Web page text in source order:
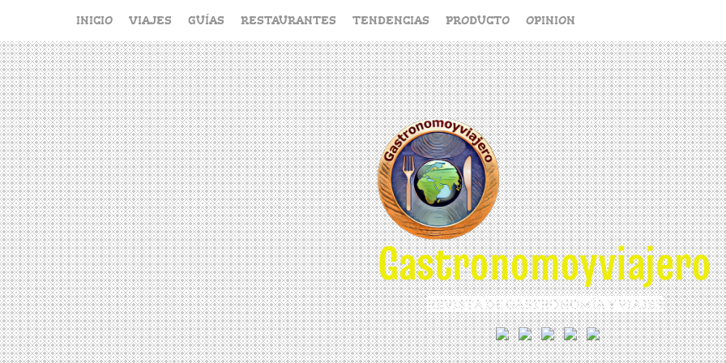
contenido
INICIO VIAJES GUÍAS RESTAURANTES TENDENCIAS PRODUCTO OPINION
Gastronomoyviajero
REVISTA DE GASTRONOMÍA Y VIAJES